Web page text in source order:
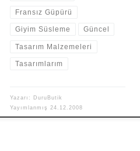
Fransız Güpürü
Giyim Süsleme Güncel
Tasarım Malzemeleri
Tasarımlarım
Yazarı: DuruButik
Yayımlanmış 24.12.2008